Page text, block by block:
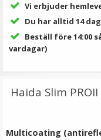
JJC Motljusskydd
Vi erbjuder
Du har alltid 14
Beställ före 14:00
vardagar)
Haida Slim
Multicoating